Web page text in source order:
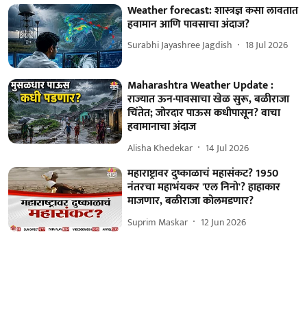
Weather forecast: शास्त्रज्ञ कसा लावतात
हवामान आणि पावसाचा अंदाज?
Surabhi Jayashree Jagdish 18 Jul 2026
Maharashtra Weather Update :
राज्यात ऊन-पावसाचा खेळ सुरू, बळीराजा
चिंतेत; जोरदार पाऊस कधीपासून? वाचा
हवामानाचा अंदाज
Alisha Khedekar 14 Jul 2026
महाराष्ट्रावर दुष्काळाचं महासंकट? 1950
नंतरचा महाभंयकर 'एल निनो'? हाहाकार
माजणार, बळीराजा कोलमडणार?
Suprim Maskar 12 Jun 2026